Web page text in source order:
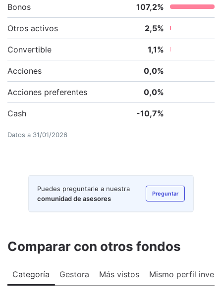
Bonos 107,2%
Otros activos 2,5%
Convertible 1,1%
Acciones 0,0%
Acciones preferentes 0,0%
Cash -10,7%
Datos a 31/01/2026
Puedes preguntarle a nuestra
comunidad de asesores
Preguntar
Comparar con otros fondos
Categoría Gestora Más vistos Mismo perfil